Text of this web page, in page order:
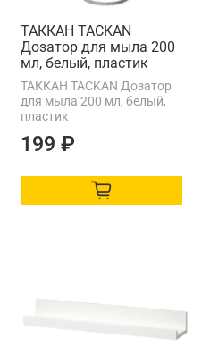
ТАККАН TACKAN
Дозатор для мыла 200
мл, белый, пластик
ТАККАН TACKAN Дозатор
для мыла 200 мл, белый,
пластик
199 ₽